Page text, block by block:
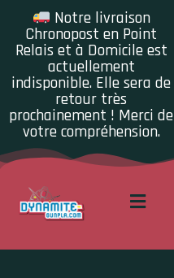
Notre livraison
Chronopost en Point
Relais et à Domicile est
actuellement
indisponible. Elle sera de
retour très
prochainement ! Merci de
votre compréhension.